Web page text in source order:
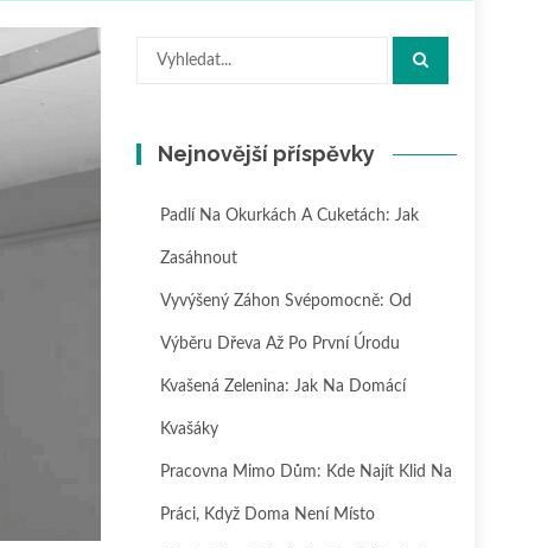
Hledat:
Nejnovější příspěvky
Padlí Na Okurkách A Cuketách: Jak
Zasáhnout
Vyvýšený Záhon Svépomocně: Od
Výběru Dřeva Až Po První Úrodu
Kvašená Zelenina: Jak Na Domácí
Kvašáky
Pracovna Mimo Dům: Kde Najít Klid Na
Práci, Když Doma Není Místo